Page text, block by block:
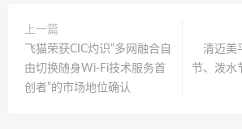
上一篇
飞猫荣获CIC灼识“多网融合自
由切换随身Wi-Fi技术服务首
创者”的市场地位确认
清迈美
节、泼水